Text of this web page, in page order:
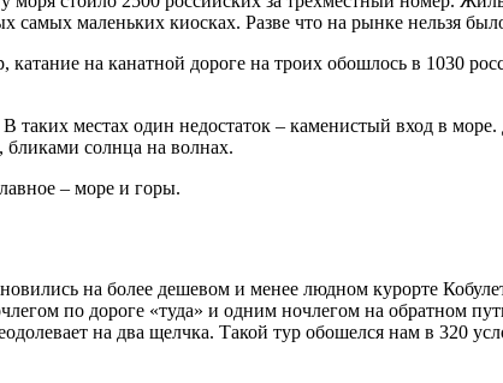
маленьких киосках. Разве что на рынке нельзя было
на канатной дороге на троих обошлось в 1030
местах один недостаток – каменистый вход в
бликами солнца на волнах.
– море и горы.
на более дешевом и менее людном курорте
по дороге «туда» и одним ночлегом на обратном
на два щелчка. Такой тур обошелся нам в 320